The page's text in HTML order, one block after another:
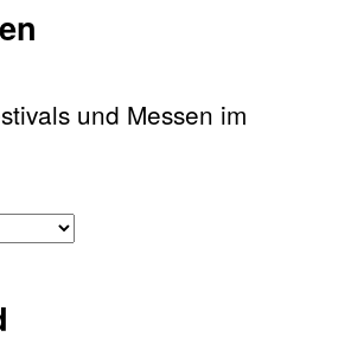
und Messen im